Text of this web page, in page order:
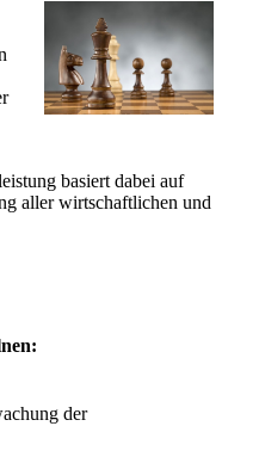
basiert dabei auf
aller wirtschaftlichen und
der